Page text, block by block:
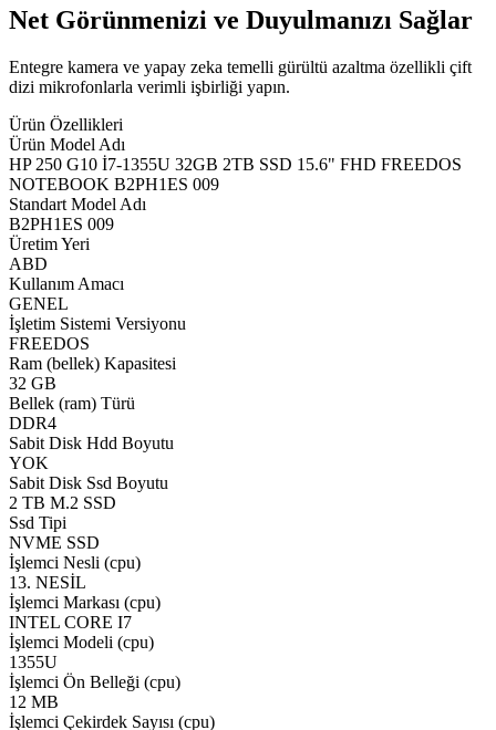
Net Görünmenizi ve Duyulmanızı Sağlar
Entegre kamera ve yapay zeka temelli gürültü azaltma özellikli çift
dizi mikrofonlarla verimli işbirliği yapın.
Ürün Özellikleri
Ürün Model Adı
HP 250 G10 İ7-1355U 32GB 2TB SSD 15.6" FHD FREEDOS
NOTEBOOK B2PH1ES 009
Standart Model Adı
B2PH1ES 009
Üretim Yeri
ABD
Kullanım Amacı
GENEL
İşletim Sistemi Versiyonu
FREEDOS
Ram (bellek) Kapasitesi
32 GB
Bellek (ram) Türü
DDR4
Sabit Disk Hdd Boyutu
YOK
Sabit Disk Ssd Boyutu
2 TB M.2 SSD
Ssd Tipi
NVME SSD
İşlemci Nesli (cpu)
13. NESİL
İşlemci Markası (cpu)
INTEL CORE I7
İşlemci Modeli (cpu)
1355U
İşlemci Ön Belleği (cpu)
12 MB
İşlemci Çekirdek Sayısı (cpu)